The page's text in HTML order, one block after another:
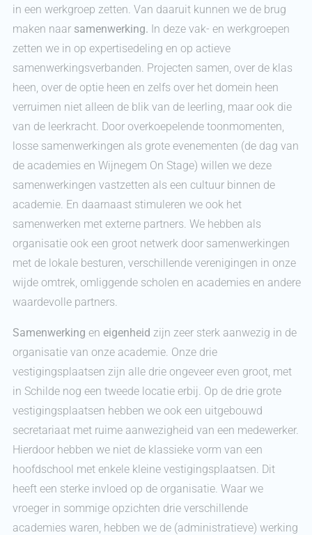
in een werkgroep zetten. Van daaruit kunnen we de brug
maken naar samenwerking. In deze vak- en werkgroepen
zetten we in op expertisedeling en op actieve
samenwerkingsverbanden. Projecten samen, over de klas
heen, over de optie heen en zelfs over het domein heen
verruimen niet alleen de blik van de leerling, maar ook die
van de leerkracht. Door overkoepelende toonmomenten,
losse samenwerkingen als grote evenementen (de dag van
de academies en Wijnegem On Stage) willen we deze
samenwerkingen vastzetten als een cultuur binnen de
academie. En daarnaast stimuleren we ook het
samenwerken met externe partners. We hebben als
organisatie ook een groot netwerk door samenwerkingen
met de lokale besturen, verschillende verenigingen in onze
wijde omtrek, omliggende scholen en academies en andere
waardevolle partners.
Samenwerking en eigenheid zijn zeer sterk aanwezig in de
organisatie van onze academie. Onze drie
vestigingsplaatsen zijn alle drie ongeveer even groot, met
in Schilde nog een tweede locatie erbij. Op de drie grote
vestigingsplaatsen hebben we ook een uitgebouwd
secretariaat met ruime aanwezigheid van een medewerker.
Hierdoor hebben we niet de klassieke vorm van een
hoofdschool met enkele kleine vestigingsplaatsen. Dit
heeft een sterke invloed op de organisatie. Waar we
vroeger in sommige opzichten drie verschillende
academies waren, hebben we de (administratieve) werking